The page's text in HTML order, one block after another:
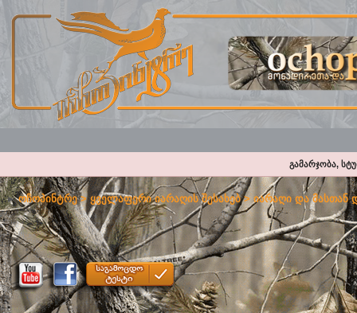
გამარჯობა,
ოჩოპინტრე>ყველაფერი იარაღის შესახებ>იარაღი და მასთან